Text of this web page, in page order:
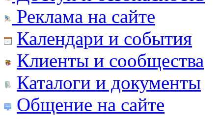
Реклама на сайте
Календари и события
Клиенты и сообщества
Каталоги и документы
Общение на сайте